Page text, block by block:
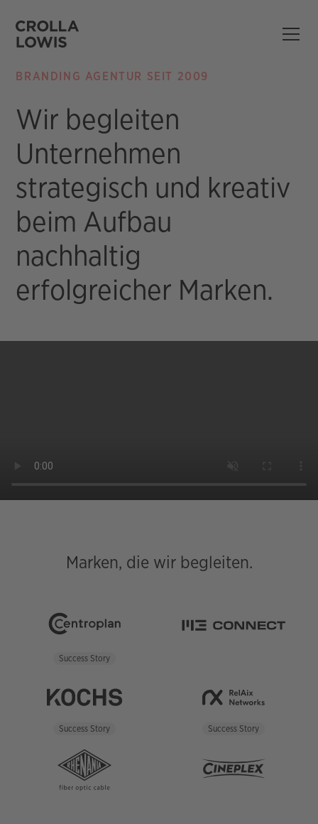
BRANDING AGENTUR SEIT 2009
Wir begleiten
Unternehmen
strategisch und kreativ
beim Aufbau
nachhaltig
erfolgreicher Marken.
Marken, die wir begleiten.
Success Story
Success Story Success Story